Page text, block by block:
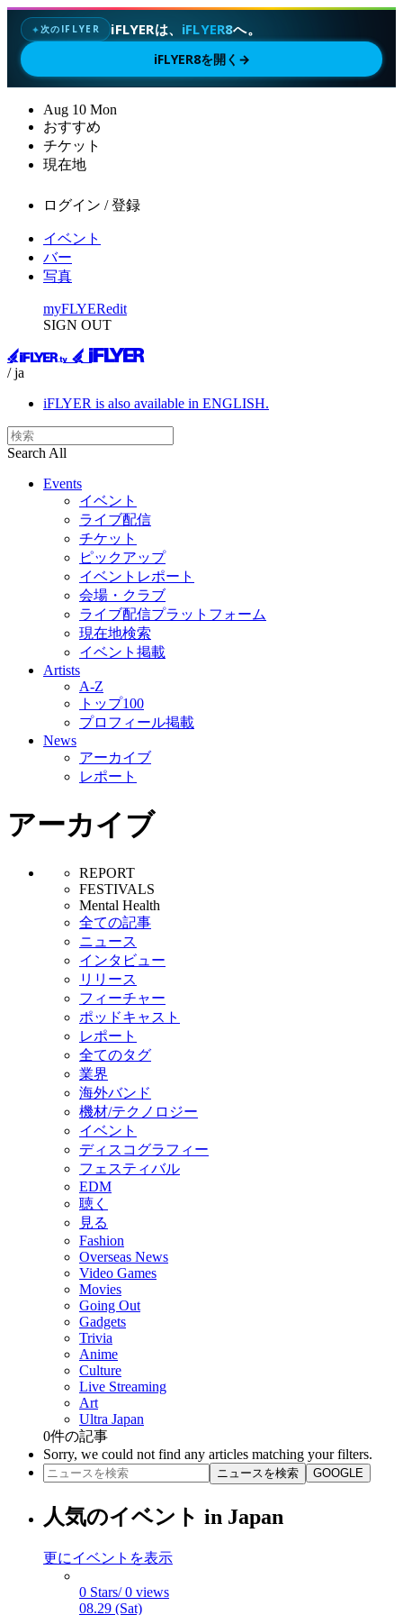
✦次のIFLYER iFLYERは、 iFLYER8へ。
iFLYER8を開く →
Aug 10 Mon
おすすめ
チケット
現在地
ログイン / 登録
イベント
バー
写真
myFLYERedit
SIGN OUT
/ ja
iFLYER is also available in ENGLISH.
Search All
Events
イベント
ライブ配信
チケット
ピックアップ
イベントレポート
会場・クラブ
ライブ配信プラットフォーム
現在地検索
イベント掲載
Artists
A-Z
トップ100
プロフィール掲載
News
アーカイブ
レポート
アーカイブ
REPORT
FESTIVALS
Mental Health
全ての記事
ニュース
インタビュー
リリース
フィーチャー
ポッドキャスト
レポート
全てのタグ
業界
海外バンド
機材/テクノロジー
イベント
ディスコグラフィー
フェスティバル
EDM
聴く
見る
Fashion
Overseas News
Video Games
Movies
Going Out
Gadgets
Trivia
Anime
Culture
Live Streaming
Art
Ultra Japan
0件の記事
Sorry, we could not find any articles matching your filters.
ニュースを検索 GOOGLE
人気のイベント in Japan
更にイベントを表示
0 Stars/ 0 views
08.29 (Sat)